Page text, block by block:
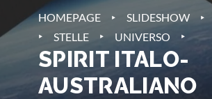
HOMEPAGE ‣ SLIDESHOW ‣
‣ STELLE ‣ UNIVERSO ‣
SPIRIT ITALO-
AUSTRALIANO